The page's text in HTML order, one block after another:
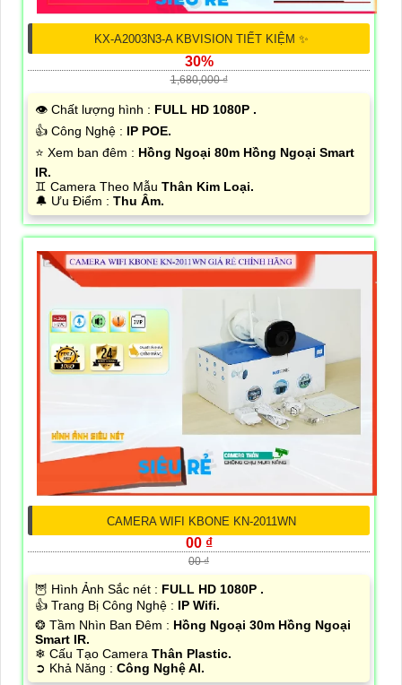
KX-A2003N3-A KBVISION TIẾT KIỆM ✨
30%
1,680,000 ₫
👁 Chất lượng hình : FULL HD 1080P .
👍 Công Nghệ : IP POE.
⭐ Xem ban đêm : Hồng Ngoại 80m Hồng Ngoại Smart
IR.
♊ Camera Theo Mẫu Thân Kim Loại.
️🔔 Ưu Điểm : Thu Âm.
CAMERA WIFI KBONE KN-2011WN
00 ₫
00 ₫
🦉 Hình Ảnh Sắc nét : FULL HD 1080P .
👍 Trang Bị Công Nghệ : IP Wifi.
❂ Tầm Nhìn Ban Đêm : Hồng Ngoại 30m Hồng Ngoại
Smart IR.
❄ Cấu Tạo Camera Thân Plastic.
️➲ Khả Năng : Công Nghệ AI.